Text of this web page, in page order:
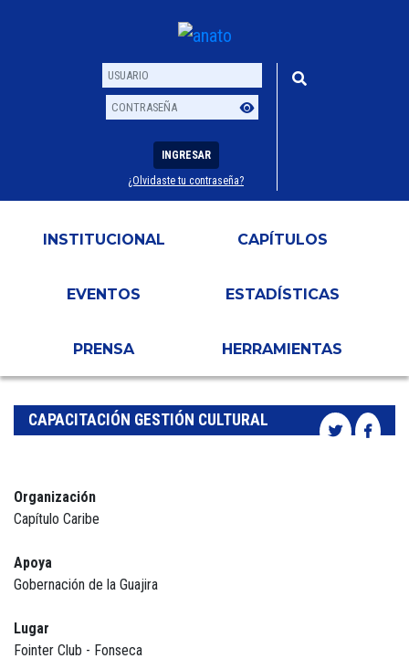
Usuario
Contraseña
INGRESAR
¿Olvidaste tu contraseña?
INSTITUCIONAL CAPÍTULOS
EVENTOS ESTADÍSTICAS
PRENSA HERRAMIENTAS
CAPACITACIÓN GESTIÓN CULTURAL
Organización
Capítulo Caribe
Apoya
Gobernación de la Guajira
Lugar
Fointer Club - Fonseca